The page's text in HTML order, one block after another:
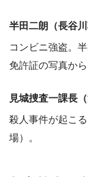
半田二朗（長谷川
コンビニ強盗。
免許証の写真か
見城捜査一課長
殺人事件が起こ
場）。